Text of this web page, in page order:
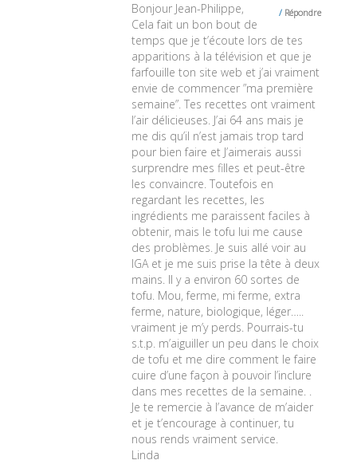
Répondre
Bonjour Jean-Philippe,
Cela fait un bon bout de
temps que je t’écoute lors de tes
apparitions à la télévision et que je
farfouille ton site web et j’ai vraiment
envie de commencer ”ma première
semaine”. Tes recettes ont vraiment
l’air délicieuses. J’ai 64 ans mais je
me dis qu’il n’est jamais trop tard
pour bien faire et J’aimerais aussi
surprendre mes filles et peut-être
les convaincre. Toutefois en
regardant les recettes, les
ingrédients me paraissent faciles à
obtenir, mais le tofu lui me cause
des problèmes. Je suis allé voir au
IGA et je me suis prise la tête à deux
mains. Il y a environ 60 sortes de
tofu. Mou, ferme, mi ferme, extra
ferme, nature, biologique, léger…..
vraiment je m’y perds. Pourrais-tu
s.t.p. m’aiguiller un peu dans le choix
de tofu et me dire comment le faire
cuire d’une façon à pouvoir l’inclure
dans mes recettes de la semaine. .
Je te remercie à l’avance de m’aider
et je t’encourage à continuer, tu
nous rends vraiment service.
Linda